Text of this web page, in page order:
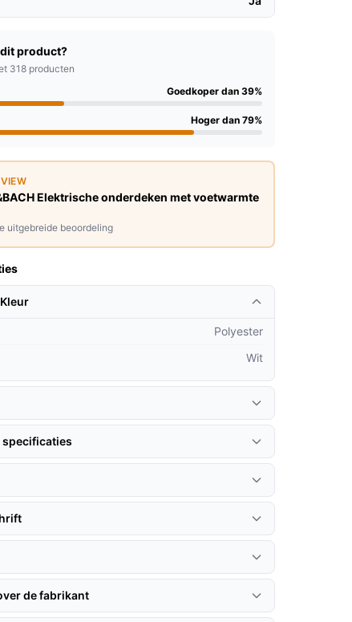
product?
318 producten
Goedkoper dan 39%
Hoger dan 79%
Elektrische onderdeken met voetwarmte
uitgebreide beoordeling
Polyester
Wit
specificaties
de fabrikant